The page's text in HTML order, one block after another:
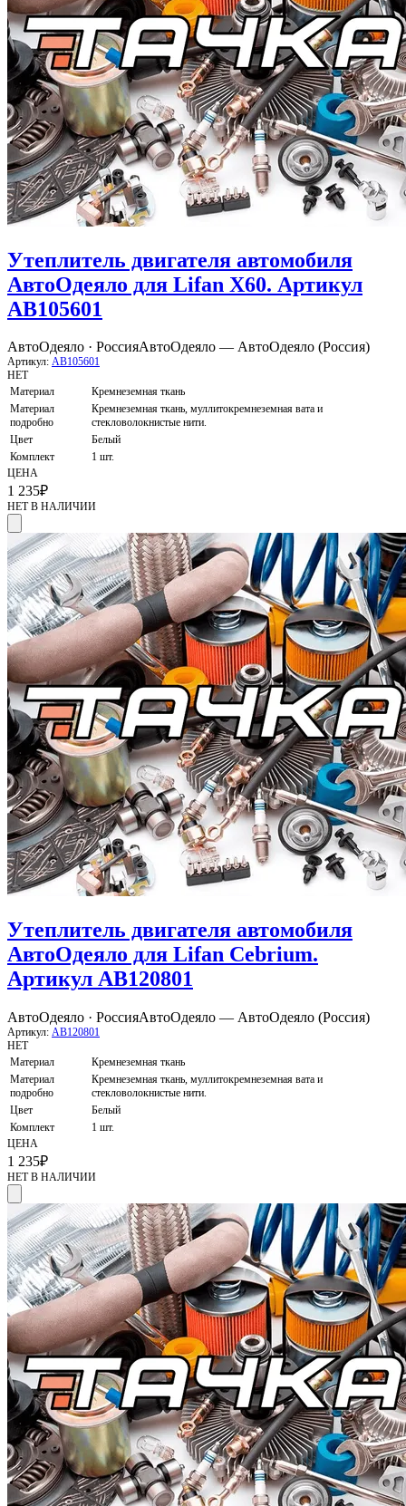
Утеплитель двигателя автомобиля
АвтоОдеяло для Lifan X60. Артикул
AB105601
АвтоОдеяло · РоссияАвтоОдеяло — АвтоОдеяло (Россия)
Артикул: AB105601
НЕТ
Материал
Кремнеземная ткань
Материал
подробно
Кремнеземная ткань, муллитокремнеземная вата и
стекловолокнистые нити.
Цвет
Белый
Комплект
1 шт.
ЦЕНА
1 235₽
НЕТ В НАЛИЧИИ
Утеплитель двигателя автомобиля
АвтоОдеяло для Lifan Cebrium.
Артикул AB120801
АвтоОдеяло · РоссияАвтоОдеяло — АвтоОдеяло (Россия)
Артикул: AB120801
НЕТ
Материал
Кремнеземная ткань
Материал
подробно
Кремнеземная ткань, муллитокремнеземная вата и
стекловолокнистые нити.
Цвет
Белый
Комплект
1 шт.
ЦЕНА
1 235₽
НЕТ В НАЛИЧИИ